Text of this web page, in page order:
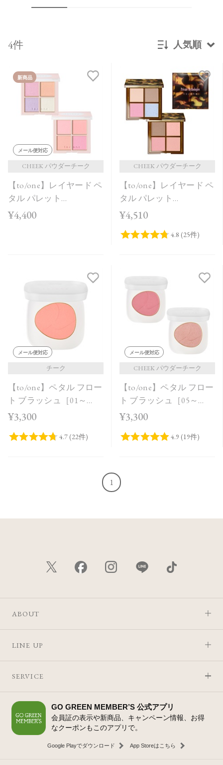
4件 人気順
発売日順
価格が安い
価格が高い
レビュー評価が高い順
人気順
新商品
メール便対応
CHEEK パウダーチーク
【to/one】レイヤード ペ
タル パレット
［EX03,EX04］＜2026
¥4,400
CHEEK パウダーチーク
【to/one】レイヤード ペ
タル パレット
［EX01,EX02］＜限定品
¥4,510
メール便対応
チーク
【to/one】ペタル フロー
ト ブラッシュ［01～
03］
¥3,300
メール便対応
CHEEK パウダーチーク
【to/one】ペタル フロー
ト ブラッシュ［05～
06］
¥3,300
1
ABOUT
LINE UP
SERVICE
GO GREEN MEMBER’S 公式アプリ
会員証の表示や新商品、キャンペーン情報、お得
なクーポンもこのアプリで。
Google Playでダウンロード App Storeはこちら